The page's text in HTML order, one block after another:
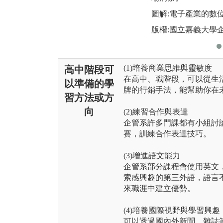
圖解:電子產業的數
版權:國立嘉義大學
高中階段可
以準備的學
習方法或方
向
(1)培養商業思維與靈敏度
在高中、職階段，可以從生
牌的行銷手法，能幫助你在
(2)練習合作與表達
企管系許多門課都有小組討
賽，訓練合作表達技巧。
(3)增進語文能力
企管系部分課程會使用英文
索感興趣的第三外語，語言
來職涯中建立優勢。
(4)培養國際視野與學習興趣